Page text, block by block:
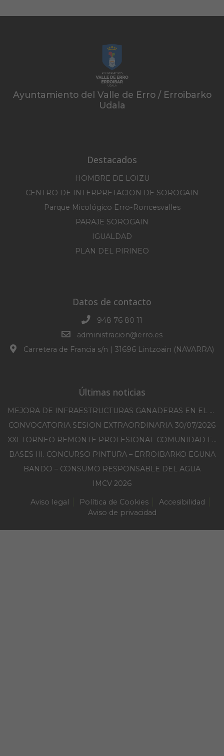
Ayuntamiento del Valle de Erro / Erroibarko
Udala
Destacados
HOMBRE DE LOIZU
CENTRO DE INTERPRETACION DE SOROGAIN
Parque Micológico Erro-Roncesvalles
PARAJE SOROGAIN
IGUALDAD
PLAN DEL PIRINEO
Datos de contacto
948 76 80 11
administracion@erro.es
Carretera de Francia s/n | 31696 Lintzoain (NAVARRA)
Últimas noticias
MEJORA DE INFRAESTRUCTURAS GANADERAS EN EL TM DE ERRO CAMPAÑA 2025-2026
CONVOCATORIA SESION EXTRAORDINARIA 30/07/2026
XXI TORNEO REMONTE PROFESIONAL COMUNIDAD FORAL NAVARRA
BASES III. CONCURSO PINTURA – ERROIBARKO EGUNA
BANDO – CONSUMO RESPONSABLE DEL AGUA
IMCV 2026
Aviso legal Política de Cookies
Accesibilidad
Aviso de privacidad